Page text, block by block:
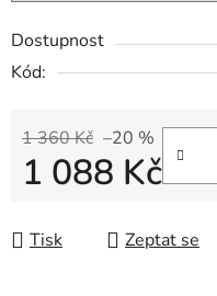
Dostupnost
Kód:
1 360 Kč –20 %
1 088 Kč
Tisk Zeptat se